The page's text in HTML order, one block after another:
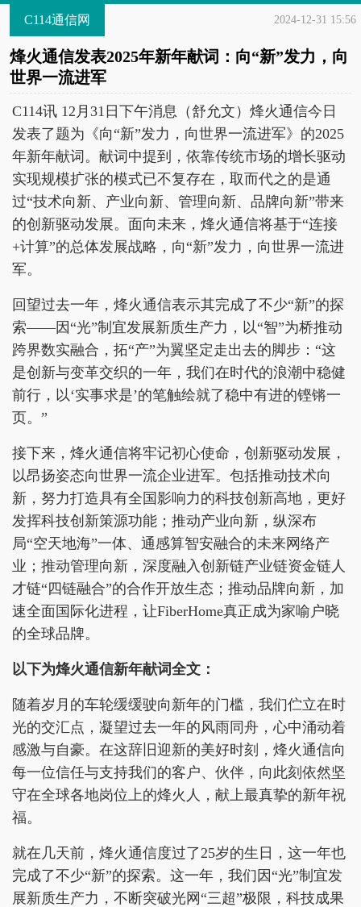
C114通信网 2024-12-31 15:56
烽火通信发表2025年新年献词：向“新”发力，向
世界一流进军
C114讯 12月31日下午消息（舒允文）烽火通信今日
发表了题为《向“新”发力，向世界一流进军》的2025
年新年献词。献词中提到，依靠传统市场的增长驱动
实现规模扩张的模式已不复存在，取而代之的是通
过“技术向新、产业向新、管理向新、品牌向新”带来
的创新驱动发展。面向未来，烽火通信将基于“连接
+计算”的总体发展战略，向“新”发力，向世界一流进
军。
回望过去一年，烽火通信表示其完成了不少“新”的探
索——因“光”制宜发展新质生产力，以“智”为桥推动
跨界数实融合，拓“产”为翼坚定走出去的脚步：“这
是创新与变革交织的一年，我们在时代的浪潮中稳健
前行，以‘实事求是’的笔触绘就了稳中有进的铿锵一
页。”
接下来，烽火通信将牢记初心使命，创新驱动发展，
以昂扬姿态向世界一流企业进军。包括推动技术向
新，努力打造具有全国影响力的科技创新高地，更好
发挥科技创新策源功能；推动产业向新，纵深布
局“空天地海”一体、通感算智安融合的未来网络产
业；推动管理向新，深度融入创新链产业链资金链人
才链“四链融合”的合作开放生态；推动品牌向新，加
速全面国际化进程，让FiberHome真正成为家喻户晓
的全球品牌。
以下为烽火通信新年献词全文：
随着岁月的车轮缓缓驶向新年的门槛，我们伫立在时
光的交汇点，凝望过去一年的风雨同舟，心中涌动着
感激与自豪。在这辞旧迎新的美好时刻，烽火通信向
每一位信任与支持我们的客户、伙伴，向此刻依然坚
守在全球各地岗位上的烽火人，献上最真挚的新年祝
福。
就在几天前，烽火通信度过了25岁的生日，这一年也
完成了不少“新”的探索。这一年，我们因“光”制宜发
展新质生产力，不断突破光网“三超”极限，科技成果